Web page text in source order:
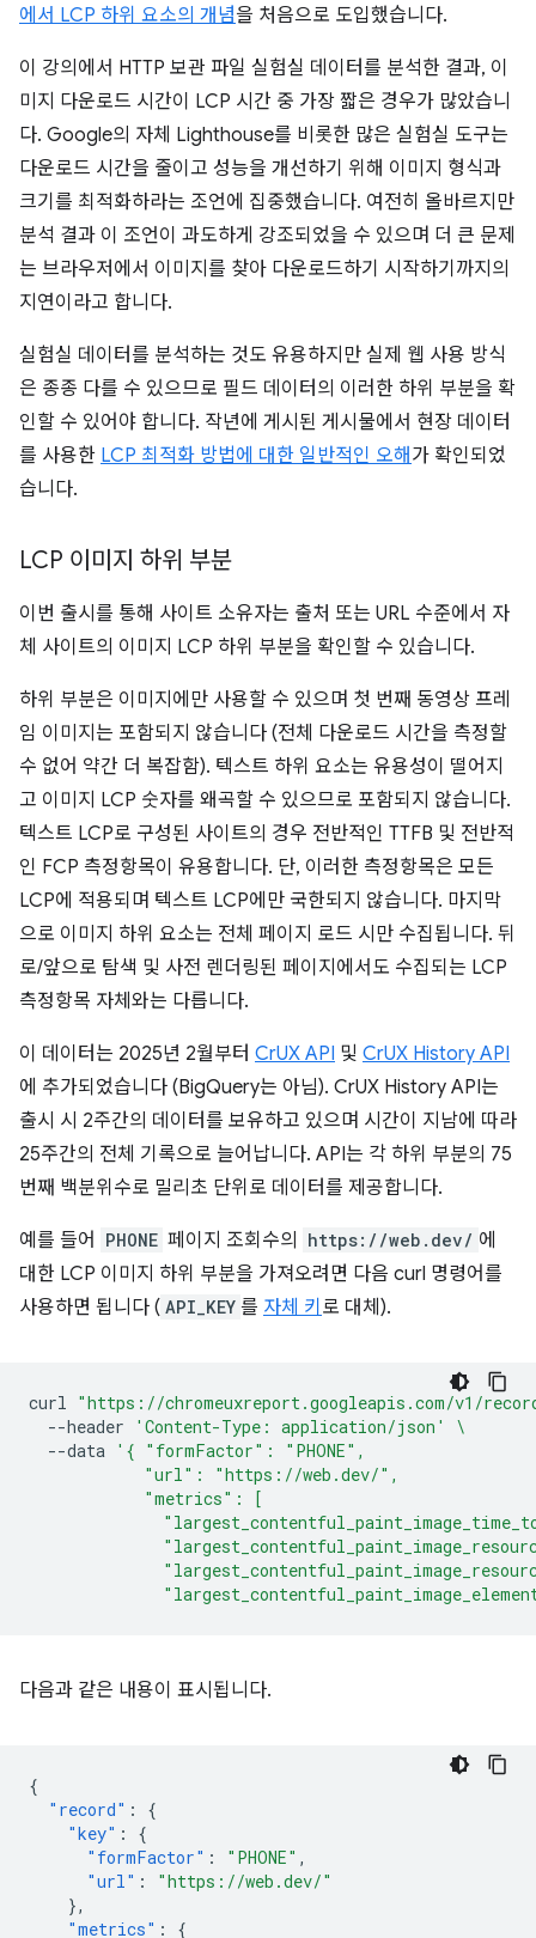
에서 LCP 하위 요소의 개념을 처음으로 도입했습니다.
이 강의에서 HTTP 보관 파일 실험실 데이터를 분석한 결과, 이
미지 다운로드 시간이 LCP 시간 중 가장 짧은 경우가 많았습니
다. Google의 자체 Lighthouse를 비롯한 많은 실험실 도구는
다운로드 시간을 줄이고 성능을 개선하기 위해 이미지 형식과
크기를 최적화하라는 조언에 집중했습니다. 여전히 올바르지만
분석 결과 이 조언이 과도하게 강조되었을 수 있으며 더 큰 문제
는 브라우저에서 이미지를 찾아 다운로드하기 시작하기까지의
지연이라고 합니다.
실험실 데이터를 분석하는 것도 유용하지만 실제 웹 사용 방식
은 종종 다를 수 있으므로 필드 데이터의 이러한 하위 부분을 확
인할 수 있어야 합니다. 작년에 게시된 게시물에서 현장 데이터
를 사용한 LCP 최적화 방법에 대한 일반적인 오해 가 확인되었
습니다.
LCP 이미지 하위 부분
이번 출시를 통해 사이트 소유자는 출처 또는 URL 수준에서 자
체 사이트의 이미지 LCP 하위 부분을 확인할 수 있습니다.
하위 부분은 이미지에만 사용할 수 있으며 첫 번째 동영상 프레
임 이미지는 포함되지 않습니다 (전체 다운로드 시간을 측정할
수 없어 약간 더 복잡함). 텍스트 하위 요소는 유용성이 떨어지
고 이미지 LCP 숫자를 왜곡할 수 있으므로 포함되지 않습니다.
텍스트 LCP로 구성된 사이트의 경우 전반적인 TTFB 및 전반적
인 FCP 측정항목이 유용합니다. 단, 이러한 측정항목은 모든
LCP에 적용되며 텍스트 LCP에만 국한되지 않습니다. 마지막
으로 이미지 하위 요소는 전체 페이지 로드 시만 수집됩니다. 뒤
로/앞으로 탐색 및 사전 렌더링된 페이지에서도 수집되는 LCP
측정항목 자체와는 다릅니다.
이 데이터는 2025년 2월부터 CrUX API 및 CrUX History API
에 추가되었습니다 (BigQuery는 아님). CrUX History API는
출시 시 2주간의 데이터를 보유하고 있으며 시간이 지남에 따라
25주간의 전체 기록으로 늘어납니다. API는 각 하위 부분의 75
번째 백분위수로 밀리초 단위로 데이터를 제공합니다.
예를 들어 PHONE 페이지 조회수의 https://web.dev/ 에
대한 LCP 이미지 하위 부분을 가져오려면 다음 curl 명령어를
사용하면 됩니다 ( API_KEY 를 자체 키 로 대체).
curl "https://chromeuxreport.googleapis.com/v1/
--header
'Content-Type: application/json'
\
--data '{ "formFactor": "PHONE",
            "url": "https://web.dev/",
            "metrics": [
다음과 같은 내용이 표시됩니다.
{
"record" :
{
"key" :
{
"formFactor" : "PHONE" ,
"url" :
"https://web.dev/"
},
"metrics" : {